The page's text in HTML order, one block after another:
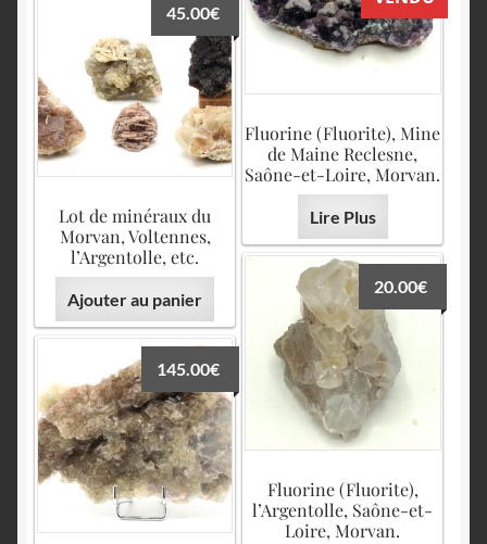
Fluorine (Fluorite), Mine
de Maine Reclesne,
Saône-et-Loire, Morvan.
Lire Plus
Lot de minéraux du
Morvan, Voltennes,
l’Argentolle, etc.
45.00€
Ajouter au panier
Fluorine (Fluorite),
l’Argentolle, Saône-et-
Loire, Morvan.
20.00€
145.00€